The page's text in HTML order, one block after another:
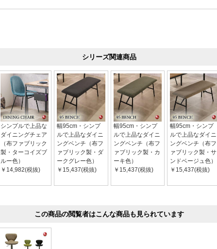
シリーズ関連商品
シンプルで上品な
ダイニングチェア
（布ファブリック
製・ターコイズブ
ルー色）
￥14,982(税抜)
幅95cm・シンプ
ルで上品なダイニ
ングベンチ（布フ
ァブリック製・ダ
ークグレー色）
￥15,437(税抜)
幅95cm・シンプ
ルで上品なダイニ
ングベンチ（布フ
ァブリック製・カ
ーキ色）
￥15,437(税抜)
幅95cm・シンプ
ルで上品なダイニ
ングベンチ（布フ
ァブリック製・サ
ンドベージュ色）
￥15,437(税抜)
この商品の閲覧者はこんな商品も見られています